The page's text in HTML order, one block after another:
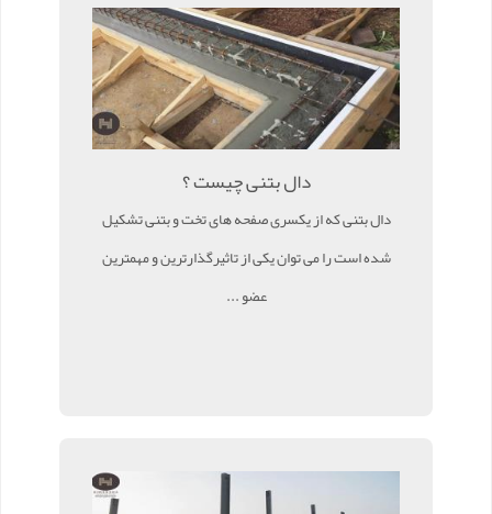
دال بتنی چیست ؟
دال بتنی که از یکسری صفحه های تخت و بتنی تشکیل
شده است را می توان یکی از تاثیرگذارترین و مهمترین
عضو ...